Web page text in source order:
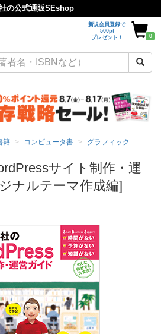
の公式通販SEshop
新規会員登録で
500pt
プレゼント！
0
籍 コンピュータ書 グラフィック
サイト制作・運
ナルテーマ作成編]